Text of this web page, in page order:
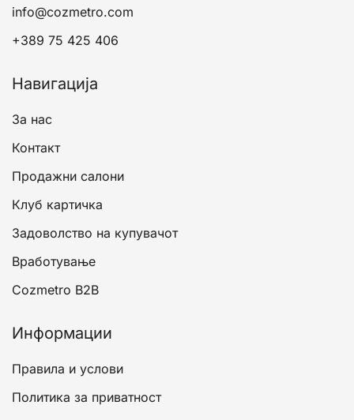
info@cozmetro.com
+389 75 425 406
Навигација
За нас
Контакт
Продажни салони
Клуб картичка
Задоволство на купувачот
Вработување
Cozmetro B2B
Информации
Правила и услови
Политика за приватност